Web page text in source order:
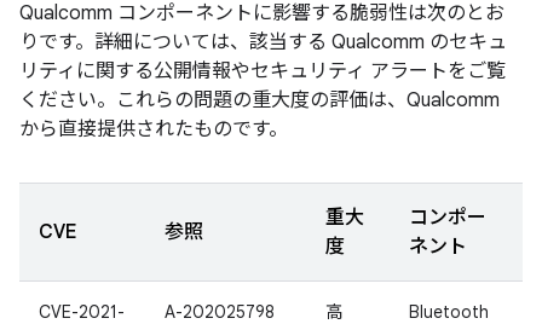
Qualcomm コンポーネントに影響する脆弱性は次のとお
りです。詳細については、該当する Qualcomm のセキュ
リティに関する公開情報やセキュリティ アラートをご覧
ください。これらの問題の重大度の評価は、Qualcomm
から直接提供されたものです。
CVE 参照
重大
度
コンポー
ネント
CVE-2021-
A-202025798
高 Bluetooth